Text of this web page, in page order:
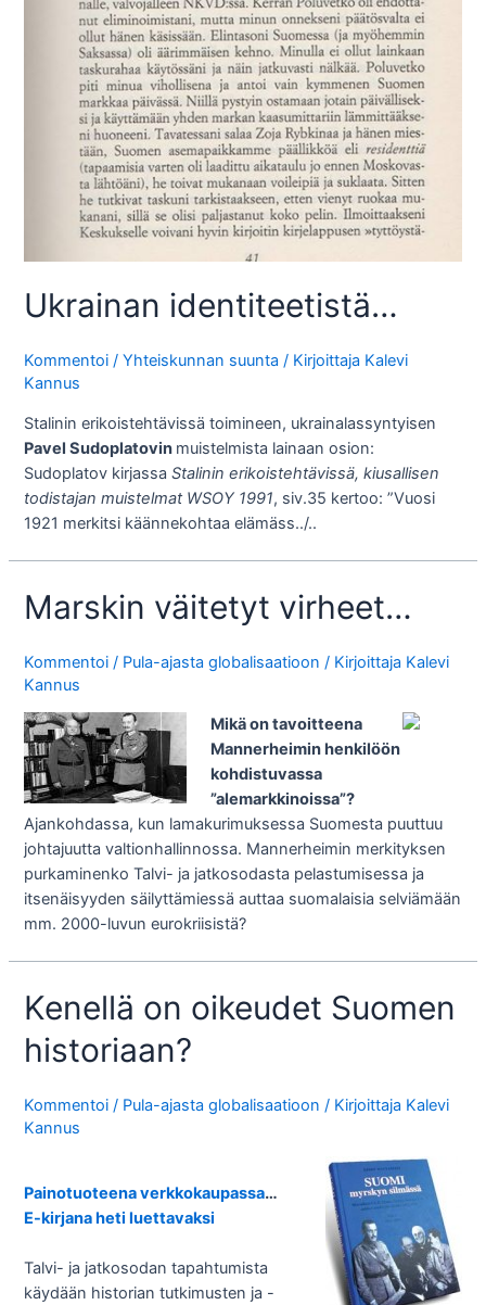
Ukrainan identiteetistä…
Kommentoi /Yhteiskunnan suunta / Kirjoittaja Kalevi
Kannus
Stalinin erikoistehtävissä toimineen, ukrainalassyntyisen
Pavel Sudoplatovin muistelmista lainaan osion:
Sudoplatov kirjassaStalinin erikoistehtävissä, kiusallisen
todistajan muistelmat WSOY 1991, siv.35 kertoo: ”Vuosi
1921 merkitsi käännekohtaa elämäss../..
Marskin väitetyt virheet…
Kommentoi / Pula-ajasta globalisaatioon / Kirjoittaja Kalevi
Kannus
Mikä on tavoitteena
Mannerheimin henkilöön
kohdistuvassa
”alemarkkinoissa”?
Ajankohdassa, kun lamakurimuksessa Suomesta puuttuu
johtajuutta valtionhallinnossa. Mannerheimin merkityksen
purkaminenko Talvi- ja jatkosodasta pelastumisessa ja
itsenäisyyden säilyttämiessä auttaa suomalaisia selviämään
mm. 2000-luvun eurokriisistä?
Kenellä on oikeudet Suomen
historiaan?
Kommentoi / Pula-ajasta globalisaatioon / Kirjoittaja Kalevi
Kannus
Painotuoteena verkkokaupassa…
E-kirjana heti luettavaksi
Talvi- ja jatkosodan tapahtumista
käydään historian tutkimusten ja -